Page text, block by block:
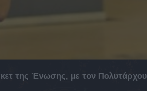
της Ένωσης, με τον Πολυτάρχου